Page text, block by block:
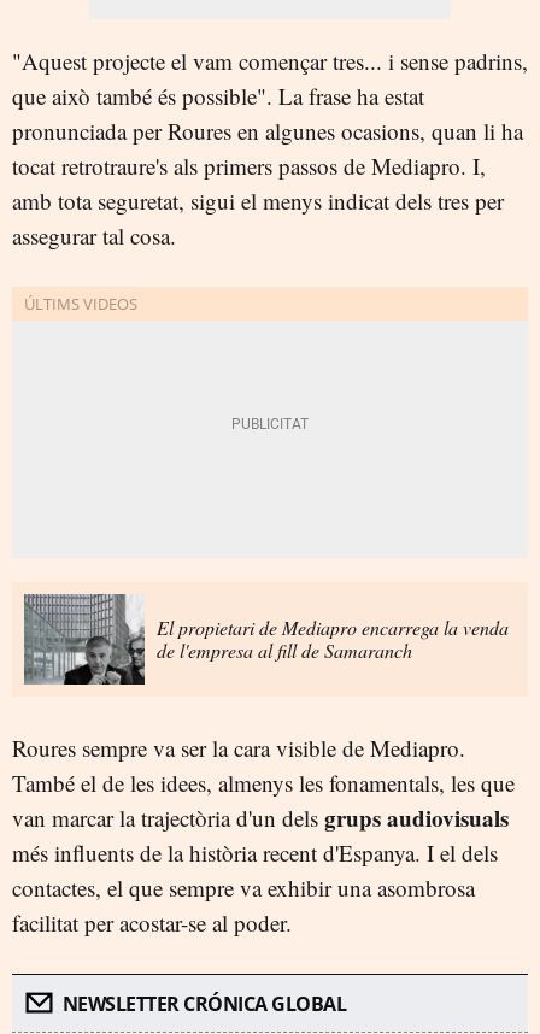
"Aquest projecte el vam començar tres... i sense padrins,
que això també és possible". La frase ha estat
pronunciada per Roures en algunes ocasions, quan li ha
tocat retrotraure's als primers passos de Mediapro. I,
amb tota seguretat, sigui el menys indicat dels tres per
assegurar tal cosa.
El propietari de Mediapro encarrega la venda
de l'empresa al fill de Samaranch
Roures sempre va ser la cara visible de Mediapro.
També el de les idees, almenys les fonamentals, les que
van marcar la trajectòria d'un dels grups audiovisuals
més influents de la història recent d'Espanya. I el dels
contactes, el que sempre va exhibir una asombrosa
facilitat per acostar-se al poder.
NEWSLETTER CRÓNICA GLOBAL